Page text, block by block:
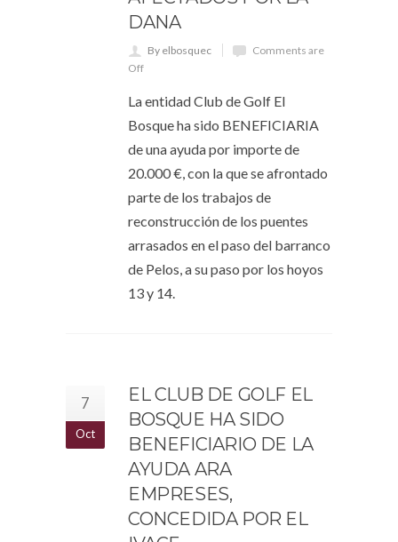
DANA
By elbosquec
Comments are
Off
La entidad Club de Golf El
Bosque ha sido BENEFICIARIA
de una ayuda por importe de
20.000 €, con la que se afrontado
parte de los trabajos de
reconstrucción de los puentes
arrasados en el paso del barranco
de Pelos, a su paso por los hoyos
13 y 14.
7
Oct
EL CLUB DE GOLF EL
BOSQUE HA SIDO
BENEFICIARIO DE LA
AYUDA ARA
EMPRESES,
CONCEDIDA POR EL